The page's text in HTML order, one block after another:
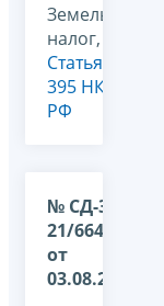
Земельный
налог,
Статья
395 НК
РФ
№ СД-36-
21/6646@
от
03.08.2026